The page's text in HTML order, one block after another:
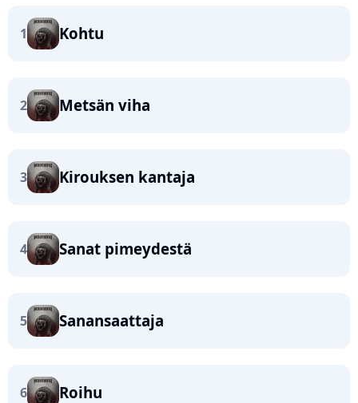
1 Kohtu
2 Metsän viha
3 Kirouksen kantaja
4 Sanat pimeydestä
5 Sanansaattaja
6 Roihu